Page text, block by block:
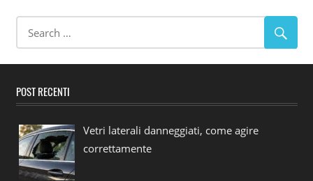
POST RECENTI
Vetri laterali danneggiati, come agire
correttamente